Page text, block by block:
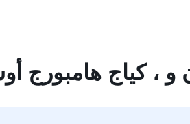
و ، كياج